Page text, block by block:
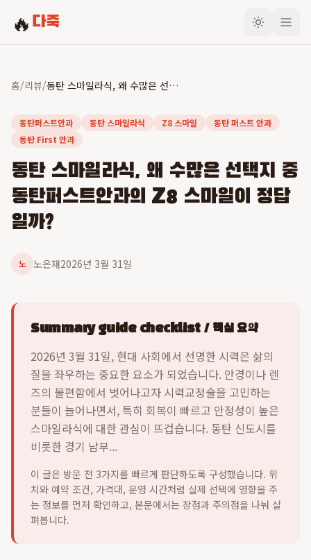
🔥 다죽
홈/리뷰/ 동탄 스마일라식, 왜 수많은 선택지 중 동탄퍼스트안과의 Z8 스마일이 정답일까?
동탄퍼스트안과 동탄 스마일라식 Z8 스마일
동탄 퍼스트 안과
동탄 First 안과
동탄 스마일라식, 왜 수많은 선택지 중
동탄퍼스트안과의 Z8 스마일이 정답
일까?
노 노은재2026년 3월 31일
Summary guide checklist / 핵심 요약
2026년 3월 31일, 현대 사회에서 선명한 시력은 삶의
질을 좌우하는 중요한 요소가 되었습니다. 안경이나 렌
즈의 불편함에서 벗어나고자 시력교정술을 고민하는
분들이 늘어나면서, 특히 회복이 빠르고 안정성이 높은
스마일라식에 대한 관심이 뜨겁습니다. 동탄 신도시를
비롯한 경기 남부...
이 글은 방문 전 3가지를 빠르게 판단하도록 구성했습니다. 위
치와 예약 조건, 가격대, 운영 시간처럼 실제 선택에 영향을 주
는 정보를 먼저 확인하고, 본문에서는 장점과 주의점을 나눠 살
펴봅니다.